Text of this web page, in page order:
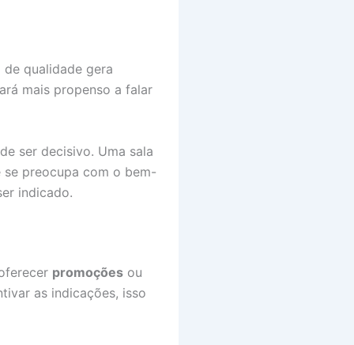
qualidade gera
mais propenso a falar
ser decisivo. Uma sala
preocupa com o bem-
indicado.
promoções ou
as indicações, isso